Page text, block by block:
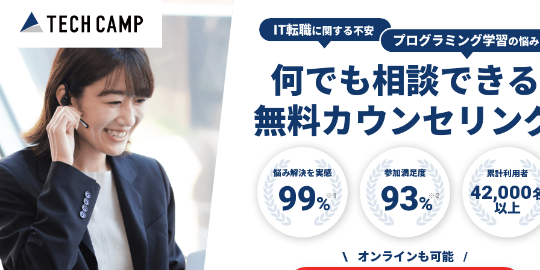
何でも相談できる
無料カウンセリン
悩み解決を実感
99%※1
参加満足度
93%※2
累計利用者
42,000
以上
\ オンラインも可能 /